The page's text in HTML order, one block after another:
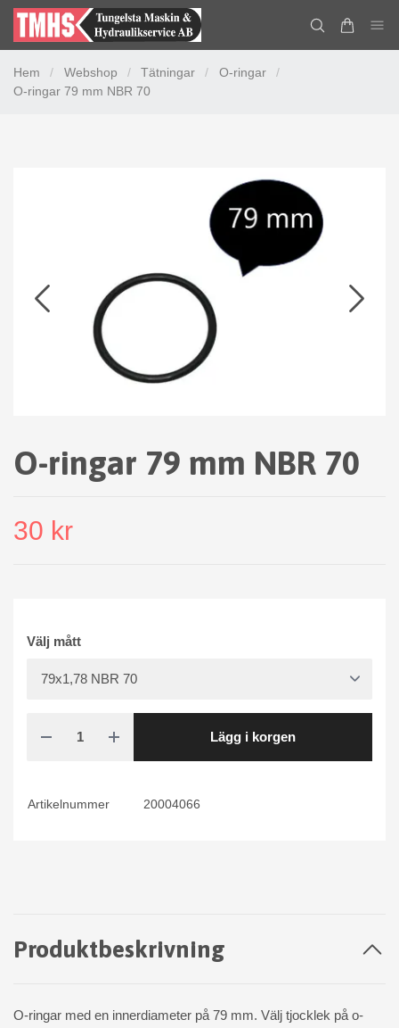
Hem / Webshop / Tätningar / O-ringar
/
O-ringar 79 mm NBR 70
O-ringar 79 mm NBR 70
30 kr
Välj mått
Lägg i korgen
Artikelnummer 20004066
Produktbeskrivning
O-ringar med en innerdiameter på 79 mm. Välj tjocklek på o-